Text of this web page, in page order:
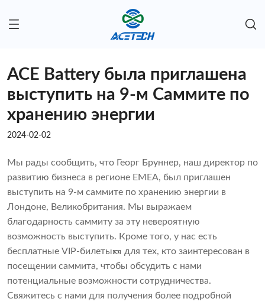
ACE Battery была приглашена
выступить на 9-м Саммите по
хранению энергии
2024-02-02
Мы рады сообщить, что Георг Бруннер, наш директор по
развитию бизнеса в регионе EMEA, был приглашен
выступить на 9-м саммите по хранению энергии в
Лондоне, Великобритания. Мы выражаем
благодарность саммиту за эту невероятную
возможность выступить. Кроме того, у нас есть
бесплатные VIP-билеты🎫 для тех, кто заинтересован в
посещении саммита, чтобы обсудить с нами
потенциальные возможности сотрудничества.
Свяжитесь с нами для получения более подробной